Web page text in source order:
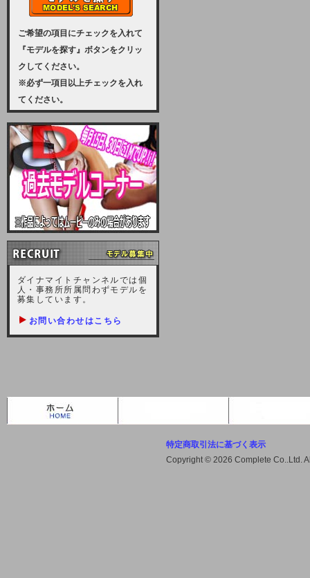
2023-08-31 (木)
【サーバーメンテナンス実施のお知
らせ】
2023年 9月10日（日曜日）午前8：
サーバーメンテナンスを実施いたし
ます。その為、アクセスはできませ
ますが、ご理解の程を宜しくお願い
致します。
2022-09-01 (木)
【サーバーメンテナンスのお知ら
せ】
9月10日（土曜日）AM6：00から
AM8：00（予定）サーバーメンテ
ナンスを致します。ご迷惑をおかけ
しますが、宜しくお願い致します。
2021-10-22 (金)
2021/10/7に起きました地震によ
不安定な状況もあります。会員様に
は、ご不便をお掛けしますが宜しく
ご希望の項目にチェックを入れて
『モデルを探す』ボタンをクリッ
クしてください。
※必ず一項目以上チェックを入れ
てください。
ダイナマイトチャンネルでは個
人・事務所所属問わずモデルを
募集しています。
お問い合わせはこちら
特定商取引法に基づく表示
Copyright © 2026 Complete Co..Ltd.